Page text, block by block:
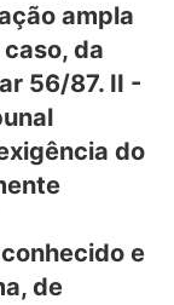
ampla
da
56/87. II -
do
e
de